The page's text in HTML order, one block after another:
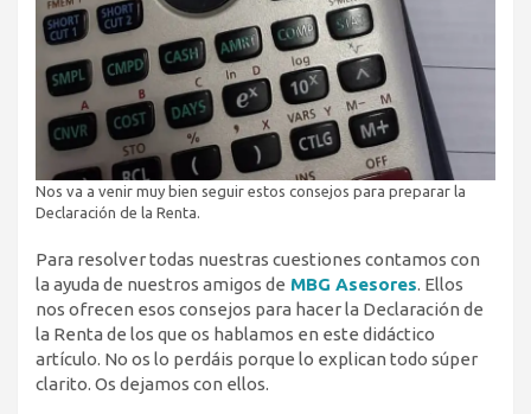
Nos va a venir muy bien seguir estos consejos para preparar la
Declaración de la Renta.
Para resolver todas nuestras cuestiones contamos con
la ayuda de nuestros amigos de MBG Asesores. Ellos
nos ofrecen esos consejos para hacer la Declaración de
la Renta de los que os hablamos en este didáctico
artículo. No os lo perdáis porque lo explican todo súper
clarito. Os dejamos con ellos.